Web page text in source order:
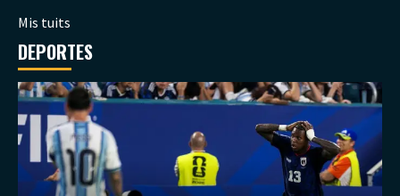
Mis tuits
DEPORTES